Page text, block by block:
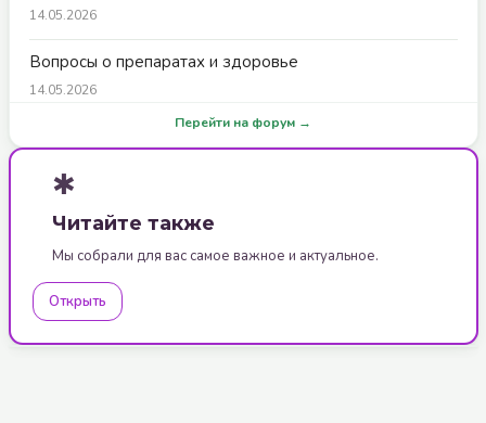
14.05.2026
Вопросы о препаратах и здоровье
14.05.2026
Перейти на форум →
✱
Читайте также
Мы собрали для вас самое важное и актуальное.
Открыть